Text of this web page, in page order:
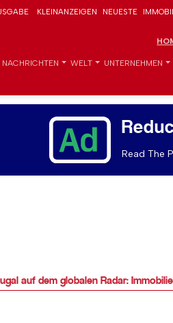
KLEINANZEIGEN NEUESTE
NACHRICHTEN WELT UNTERNEHMEN
Read The
auf dem globalen Radar: